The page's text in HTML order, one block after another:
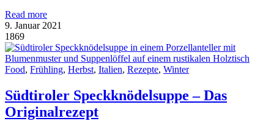
Read more
9. Januar 2021
1869
Food, Frühling, Herbst, Italien, Rezepte, Winter
Südtiroler Speckknödelsuppe – Das
Originalrezept